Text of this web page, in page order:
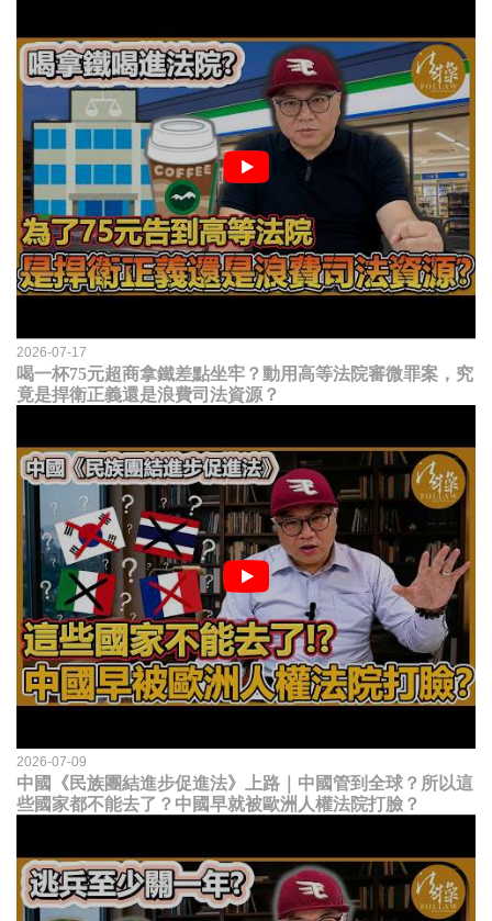
2026-07-17
喝一杯75元超商拿鐵差點坐牢？動用高等法院審微罪案，究
竟是捍衛正義還是浪費司法資源？
2026-07-09
中國《民族團結進步促進法》上路｜中國管到全球？所以這
些國家都不能去了？中國早就被歐洲人權法院打臉？